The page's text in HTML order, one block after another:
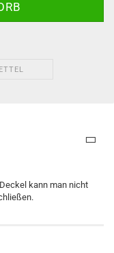
kann man nicht